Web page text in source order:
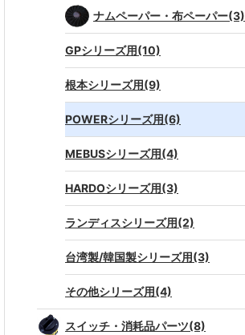
ナムペーパー・布ペーパー(3)
GPシリーズ用(10)
根本シリーズ用(9)
POWERシリーズ用(6)
MEBUSシリーズ用(4)
HARDOシリーズ用(3)
ランディスシリーズ用(2)
台湾製/韓国製シリーズ用(3)
その他シリーズ用(4)
スイッチ・消耗品パーツ(8)